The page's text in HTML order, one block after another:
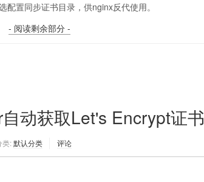
置同步证书目录，供nginx反代使用。
- 阅读剩余部分 -
动获取Let's Encrypt证书
类:默认分类 评论